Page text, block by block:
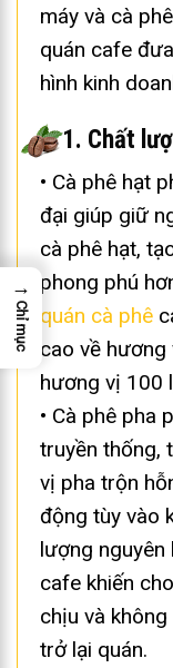
máy và cà
quán cafe
hình kinh
1. Chất
• Cà phê hạt
đại giúp giữ
cà phê hạt,
phong phú
quán cà phê
cao về
hương vị 100
• Cà phê pha
truyền thống,
vị pha trộn
động tùy vào
lượng
cafe khiến
chịu và
trở lại quán.
→
Chỉ mục